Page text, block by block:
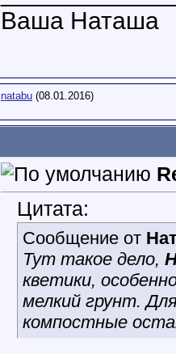
Ваша Наташа
natabu (08.01.2016)
Цитата:
Сообщение от
Тут такое дело,
кветики,
мелкий грунт.
компостные